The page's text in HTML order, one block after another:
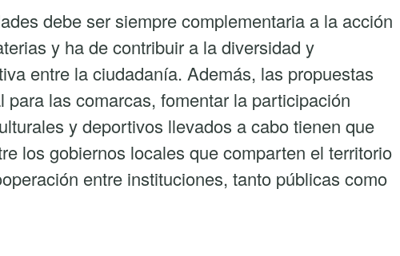
debe ser siempre complementaria a la acción
y ha de contribuir a la diversidad y
entre la ciudadanía. Además, las propuestas
para las comarcas, fomentar la participación
y deportivos llevados a cabo tienen que
los gobiernos locales que comparten el territorio
entre instituciones, tanto públicas como